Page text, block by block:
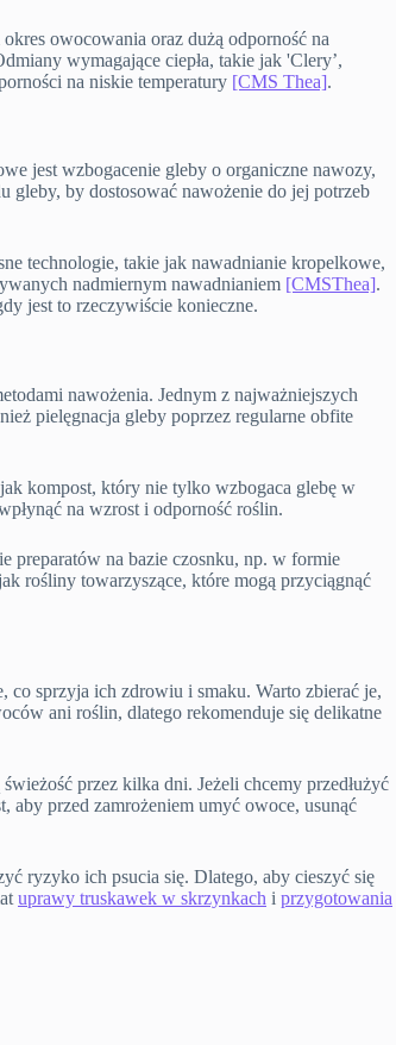
owocowania oraz dużą odporność na
wymagające ciepła, takie jak 'Clery’,
na niskie temperatury [CMS Thea].
jest wzbogacenie gleby o organiczne nawozy,
gleby, by dostosować nawożenie do jej potrzeb
technologie, takie jak nawadnianie kropelkowe,
nadmiernym nawadnianiem [CMSThea].
jest to rzeczywiście konieczne.
nawożenia. Jednym z najważniejszych
pielęgnacja gleby poprzez regularne obfite
kompost, który nie tylko wzbogaca glebę w
na wzrost i odporność roślin.
preparatów na bazie czosnku, np. w formie
rośliny towarzyszące, które mogą przyciągnąć
co sprzyja ich zdrowiu i smaku. Warto zbierać je,
ani roślin, dlatego rekomenduje się delikatne
przez kilka dni. Jeżeli chcemy przedłużyć
aby przed zamrożeniem umyć owoce, usunąć
ryzyko ich psucia się. Dlatego, aby cieszyć się
uprawy truskawek w skrzynkach i przygotowania